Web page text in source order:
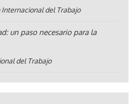
Internacional del Trabajo
un paso necesario para la
del Trabajo